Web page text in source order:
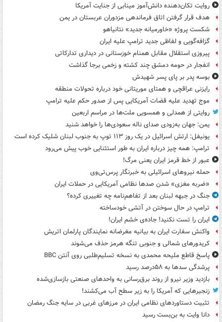
روایت تکان‌دهنده دانش‌آموز مینابی از جنایت آمریکا
هدف قرار گرفتن اتاق‌ فرماندهی مزدوران عربستان در یمن
شکست پروژه «خاورمیانه جدید» نتانیاهو
گزافه‌گویی و لفاظی جدید ترامپ علیه ایران
پیروزی استقلال مقابل همنام خوزستانی در دیداری تدارکاتی
انفجار در حومه دمشق چند کشته و زخمی برجا گذاشت
بوسه‌ پدر بر پای پسر شهیدش
رایزنی عراقچی و همتای موریتانی خود درباره تحولات منطقه
موج تهدید علیه قضات آمریکایی پس از صدور حکم علیه ترامپ
روایتی از همدلی و همسویی ملت‌ها در مراسم اربعین
یمن: جهان به‌زودی صدای ناله سعودی‌ها را خواهد شنید
یونیفل: ارتش اسرائیل در یک روز ۱۱۳ توپ به جنوب لبنان شلیک کرده است
ترامپ: همه چیز درباره ایران به طور استثنایی خوب پیش می‌رود
عبور از خط قرمز ایران یعنی مرگ!
حمله نیروهای اسرائیلی به خبرنگار پرس‌تی‌وی
«ضربه مغزی» شدن صدها نظامی آمریکایی در حملات ایران
جنگ در جبهه لبنان بعد از تفاهم‌نامه چه تغییری کرده؟
ترامپ در حال سوختن در آتشی خودساخته
ایران را تست نکنید! جاده‌ی خشم ایران!
واکنش سفارت ایران به بیانیه مغرضانه نمایندگان پارلمان اتریش
کریدورهای شمالی و جنوبی تنگه هرمز حذف می‌شوند
پاسخ قاطع ملیحه محمدی به نسخه تسلیم‌طلبی روی آنتن BBC
پرشدگی سدها به ۵۸درصد رسید
بازدید وزیر نیرو از روند برق‌رسانی به واحدهای صنعتی بازسازی‌شده
زنجیرهایی که آمریکا را به زیر سطح آب می‌کشند!
تثبیت دستاوردهای نظامی ایران در مرزهای غربی در سایه جنگ رمضان
دانا وایت به بن‌بست رسید